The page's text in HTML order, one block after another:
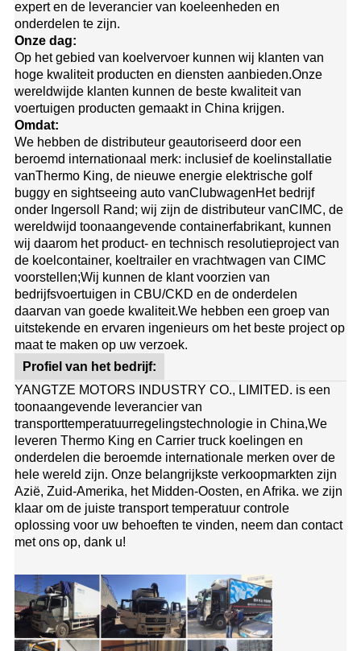
expert en de leverancier van koeleenheden en
onderdelen te zijn.
Onze dag:
Op het gebied van koelvervoer kunnen wij klanten van
hoge kwaliteit producten en diensten aanbieden.Onze
wereldwijde klanten kunnen de beste kwaliteit van
voertuigen producten gemaakt in China krijgen.
Omdat:
We hebben de distributeur geautoriseerd door een
beroemd internationaal merk: inclusief de koelinstallatie
vanThermo King, de nieuwe energie elektrische golf
buggy en sightseeing auto vanClubwagenHet bedrijf
onder Ingersoll Rand; wij zijn de distributeur vanCIMC, de
wereldwijd toonaangevende containerfabrikant, kunnen
wij daarom het product- en technisch resolutieproject van
de koelcontainer, koeltrailer en vrachtwagen van CIMC
voorstellen;Wij kunnen de klant voorzien van
bedrijfsvoertuigen in CBU/CKD en de onderdelen
daarvan van goede kwaliteit.We hebben een groep van
uitstekende en ervaren ingenieurs om het beste project op
maat te maken op uw verzoek.
Profiel van het bedrijf:
YANGTZE MOTORS INDUSTRY CO., LIMITED. is een
toonaangevende leverancier van
transporttemperatuurregelingstechnologie in China,We
leveren Thermo King en Carrier truck koelingen en
onderdelen die beroemde internationale merken over de
hele wereld zijn. Onze belangrijkste verkoopmarkten zijn
Azië, Zuid-Amerika, het Midden-Oosten, en Afrika. we zijn
klaar om de juiste transport temperatuur controle
oplossing voor uw behoeften te vinden, neem dan contact
met ons op, dank u!